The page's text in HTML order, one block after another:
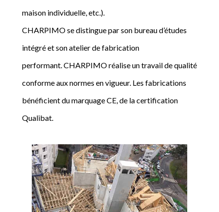
maison individuelle, etc.).
CHARPIMO se distingue par son bureau d’études
intégré et son atelier de fabrication
performant. CHARPIMO réalise un travail de qualité
conforme aux normes en vigueur. Les fabrications
bénéficient du marquage CE, de la certification
Qualibat.